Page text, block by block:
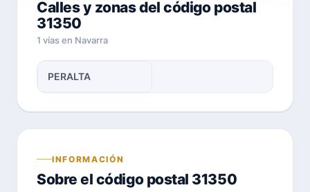
Calles y zonas del código postal
31350
1 vías en Navarra
PERALTA
INFORMACIÓN
Sobre el código postal 31350